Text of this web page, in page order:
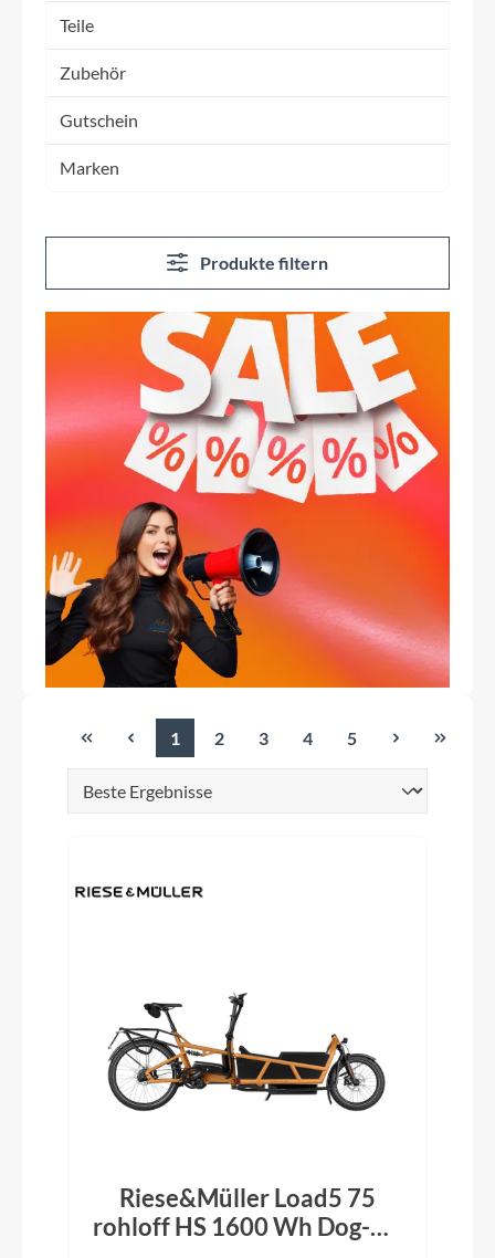
Teile
Zubehör
Gutschein
Marken
Produkte filtern
Seite
1
Seite
2
Seite
3
Seite
4
Seite
5
Riese&Müller Load5 75
rohloff HS 1600 Wh Dog-Kit